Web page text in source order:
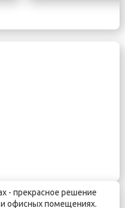
- прекрасное решение
и офисных помещениях.